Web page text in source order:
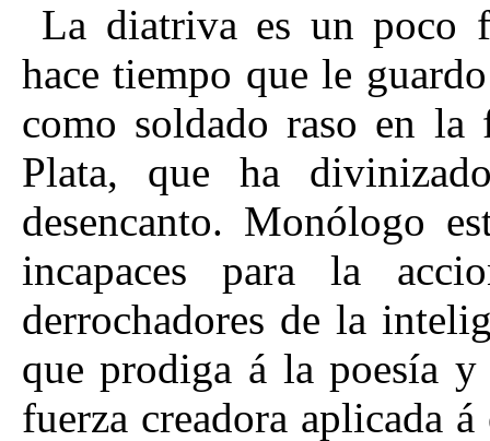
La diatriva es un poco
hace tiempo que le
como soldado raso en
Plata, que ha
desencanto. Monólogo
incapaces para la
derrochadores de la
que prodiga á la poesía
fuerza creadora aplicada